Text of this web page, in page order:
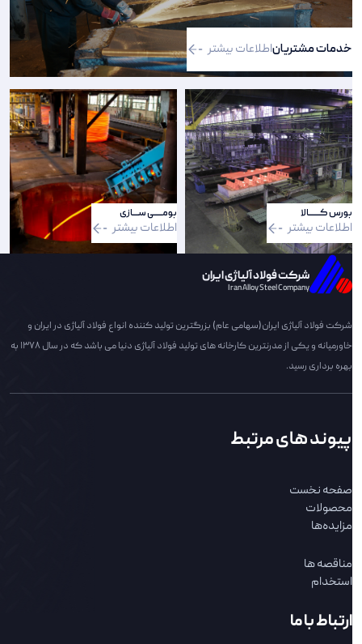
خدمات مشتریاناطلاعات بیشتر
بورس کـــــــالا
اطلاعات بیشتر
بومـــــی ســــازی
اطلاعات بیشتر
شرکت فولاد آلیاژی ایران
Iran Alloy Steel Company
شرکت فولاد آلیاژی ایران(سهامی عام) بزرگترین تولید کننده انواع فولاد آلیاژی در ایران و
خاورمیانه و یکی از مدرنترین کارخانه های تولید فولاد آلیاژی دنیا می باشد که در سال 1378 به
بهره برداری رسید.
پیوند های مرتبط
صفحه نخست
محصولات
مزایده‌ها
مناقصه ها
استخدام
ارتباط با ما